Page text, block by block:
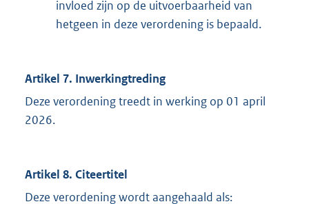
invloed zijn op de uitvoerbaarheid van
hetgeen in deze verordening is bepaald.
Artikel 7. Inwerkingtreding
Deze verordening treedt in werking op 01 april
2026.
Artikel 8. Citeertitel
Deze verordening wordt aangehaald als: